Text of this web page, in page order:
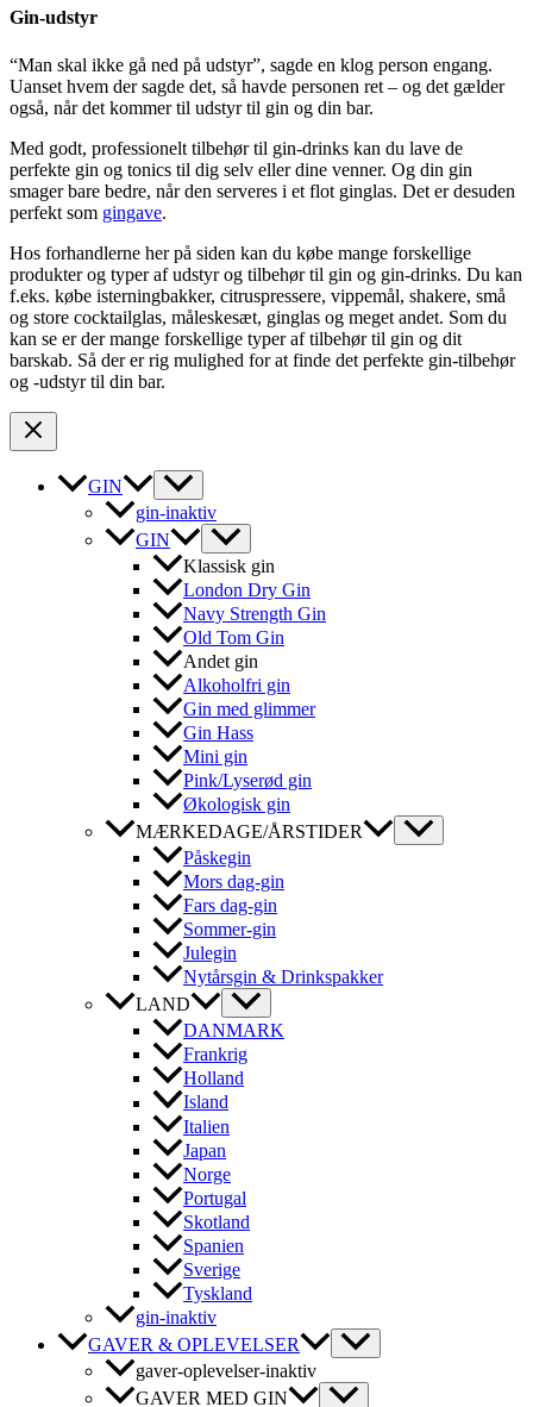
Gin-udstyr
“Man skal ikke gå ned på udstyr”, sagde en klog person engang.
Uanset hvem der sagde det, så havde personen ret – og det gælder
også, når det kommer til udstyr til gin og din bar.
Med godt, professionelt tilbehør til gin-drinks kan du lave de
perfekte gin og tonics til dig selv eller dine venner. Og din gin
smager bare bedre, når den serveres i et flot ginglas. Det er desuden
perfekt som gingave.
Hos forhandlerne her på siden kan du købe mange forskellige
produkter og typer af udstyr og tilbehør til gin og gin-drinks. Du kan
f.eks. købe isterningbakker, citruspressere, vippemål, shakere, små
og store cocktailglas, måleskesæt, ginglas og meget andet. Som du
kan se er der mange forskellige typer af tilbehør til gin og dit
barskab. Så der er rig mulighed for at finde det perfekte gin-tilbehør
og -udstyr til din bar.
GIN
gin-inaktiv
GIN
Klassisk gin
London Dry Gin
Navy Strength Gin
Old Tom Gin
Andet gin
Alkoholfri gin
Gin med glimmer
Gin Hass
Mini gin
Pink/Lyserød gin
Økologisk gin
MÆRKEDAGE/ÅRSTIDER
Påskegin
Mors dag-gin
Fars dag-gin
Sommer-gin
Julegin
Nytårsgin & Drinkspakker
LAND
DANMARK
Frankrig
Holland
Island
Italien
Japan
Norge
Portugal
Skotland
Spanien
Sverige
Tyskland
gin-inaktiv
GAVER & OPLEVELSER
gaver-oplevelser-inaktiv
GAVER MED GIN